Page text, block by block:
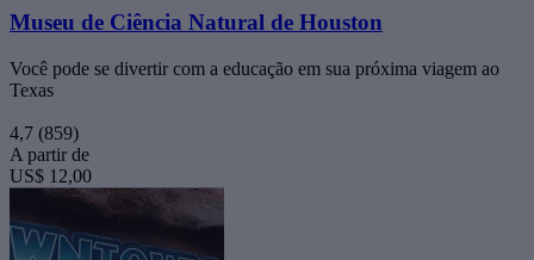
Museu de Ciência Natural de Houston
Você pode se divertir com a educação em sua próxima viagem ao
Texas
4,7 (859)
A partir de
US$ 12,00